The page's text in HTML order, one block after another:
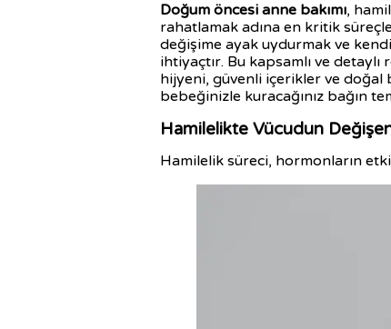
Doğum öncesi anne bakımı,
rahatlamak adına en kritik
değişime ayak uydurmak ve
ihtiyaçtır. Bu kapsamlı ve
hijyeni, güvenli içerikler ve doğal
bebeğinizle kuracağınız bağın
Hamilelikte Vücudun
Hamilelik süreci, hormonların